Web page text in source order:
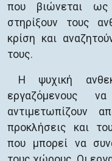
που βιώνεται
στηρίξουν τους
κρίση και
τους.
Η ψυχική
εργαζόμενους
αντιμετωπίζουν
προκλήσεις και
που μπορεί να